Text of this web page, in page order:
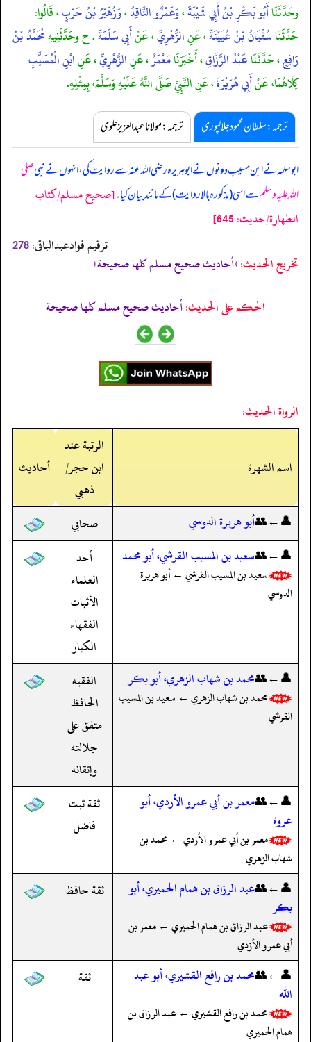
وحَدَّثَنَاأَبُو بَكْرِ بْنُ أَبِي شَيْبَةَ،وَعَمْرٌو النَّاقِدُ،وَزُهَيْرُ بْنُ حَرْبٍ، قَالُوا:
حَدَّثَنَاسُفْيَانُ بْنُ عُيَيْنَةَ، عَنِالزُّهْرِيِّ، عَنْأَبِي سَلَمَةَ. ح وحَدَّثَنِيهِمُحَمَّدُ بْنُ
رَافِعٍ، حَدَّثَنَاعَبْدُ الرَّزَّاقِ، أَخْبَرَنَامَعْمَرٌ، عَنِالزُّهْرِيِّ، عَنِابْنِ الْمُسَيَّبِ
كِلَاهُمَا، عَنْأَبِي هُرَيْرَةَ، عَنِ النَّبِيِّ صَلَّى اللَّهُ عَلَيْهِ وَسَلَّمَ، بِمِثْلِهِ.
ترجمہ:سلطان محمود جلالپوری ترجمہ:مولانا عبدالعزیز علوی
ابوسلمہ نے ابن مسیب دونوں نے ابوہریرہ رضی اللہ عنہ سے روایت کی، انہوں نے نبیصلی
اللہ علیہ وسلمسے اسی (مذکورہ بالا روایت) کے مانند بیان کیا۔[صحيح مسلم/كتاب
الطهارة/حدیث: 645]
ترقیم فوادعبدالباقی: 278
تخریج الحدیث:«أحاديث صحيح مسلم كلها صحيحة»
الحكم على الحديث:أحاديث صحيح مسلم كلها صحيحة
الرواة الحديث:
اسم الشهرة
الرتبة عند
ابن حجر/
ذهبي
أحاديث
👤←👥أبو هريرة الدوسي
صحابي
👤←👥سعيد بن المسيب القرشي، أبو محمد
سعيد بن المسيب القرشي ← أبو هريرة
الدوسي
أحد
العلماء
الأثبات
الفقهاء
الكبار
👤←👥محمد بن شهاب الزهري، أبو بكر
محمد بن شهاب الزهري ← سعيد بن المسيب
القرشي
الفقيه
الحافظ
متفق على
جلالته
وإتقانه
👤←👥معمر بن أبي عمرو الأزدي، أبو
عروة
معمر بن أبي عمرو الأزدي ← محمد بن
شهاب الزهري
ثقة ثبت
فاضل
👤←👥عبد الرزاق بن همام الحميري، أبو
بكر
عبد الرزاق بن همام الحميري ← معمر بن
أبي عمرو الأزدي
ثقة حافظ
👤←👥محمد بن رافع القشيري، أبو عبد
الله
محمد بن رافع القشيري ← عبد الرزاق بن
همام الحميري
ثقة